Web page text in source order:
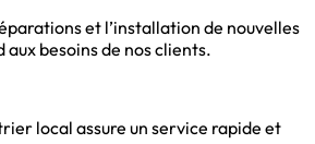
et l’installation de nouvelles
besoins de nos clients.
local assure un service rapide et